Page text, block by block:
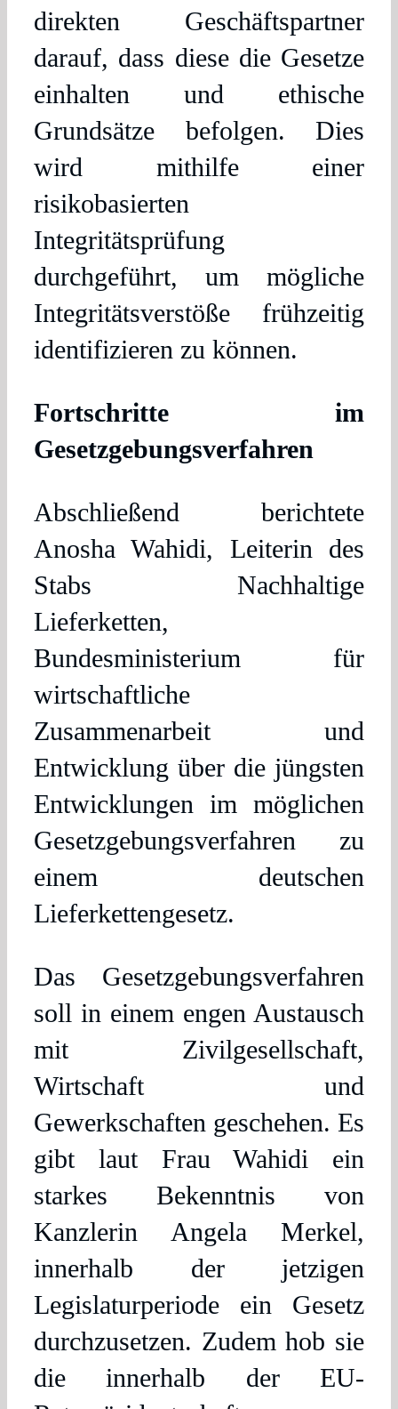
direkten Geschäftspartner
darauf, dass diese die Gesetze
einhalten und ethische
Grundsätze befolgen. Dies
wird mithilfe einer
risikobasierten
Integritätsprüfung
durchgeführt, um mögliche
Integritätsverstöße frühzeitig
identifizieren zu können.
Fortschritte im
Gesetzgebungsverfahren
Abschließend berichtete
Anosha Wahidi, Leiterin des
Stabs Nachhaltige
Lieferketten,
Bundesministerium für
wirtschaftliche
Zusammenarbeit und
Entwicklung über die jüngsten
Entwicklungen im möglichen
Gesetzgebungsverfahren zu
einem deutschen
Lieferkettengesetz.
Das Gesetzgebungsverfahren
soll in einem engen Austausch
mit Zivilgesellschaft,
Wirtschaft und
Gewerkschaften geschehen. Es
gibt laut Frau Wahidi ein
starkes Bekenntnis von
Kanzlerin Angela Merkel,
innerhalb der jetzigen
Legislaturperiode ein Gesetz
durchzusetzen. Zudem hob sie
die innerhalb der EU-